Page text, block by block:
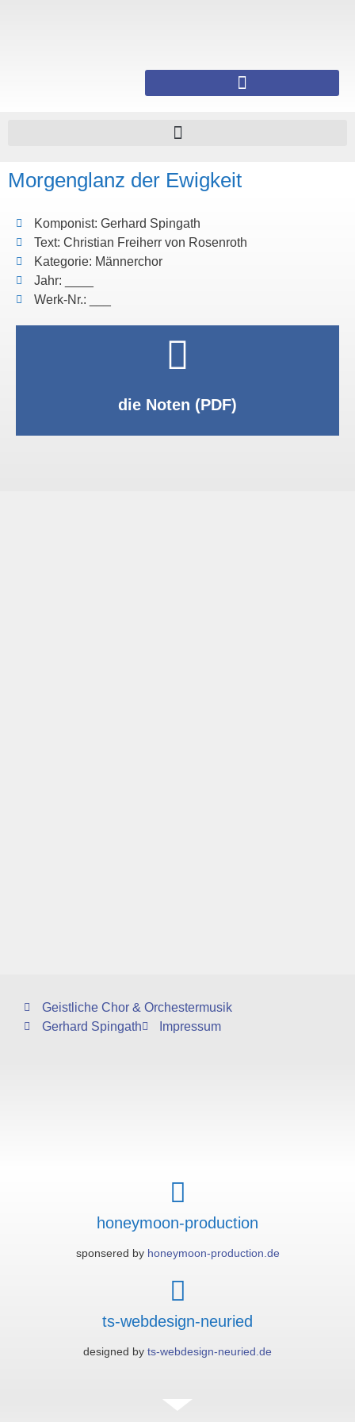
Morgenglanz der Ewigkeit
Komponist: Gerhard Spingath
Text: Christian Freiherr von Rosenroth
Kategorie: Männerchor
Jahr: ____
Werk-Nr.: ___
die Noten (PDF)
Geistliche Chor & Orchestermusik
Gerhard Spingath
Impressum
honeymoon-production
sponsered by honeymoon-production.de
ts-webdesign-neuried
designed by ts-webdesign-neuried.de